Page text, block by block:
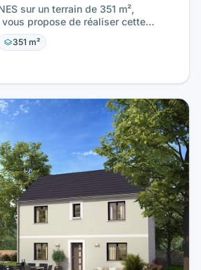
sur un terrain de 351 m²,
vous propose de réaliser cette
surface…
351 m²